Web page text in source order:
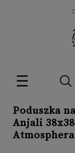
Poduszka
Anjali
Atmosphera